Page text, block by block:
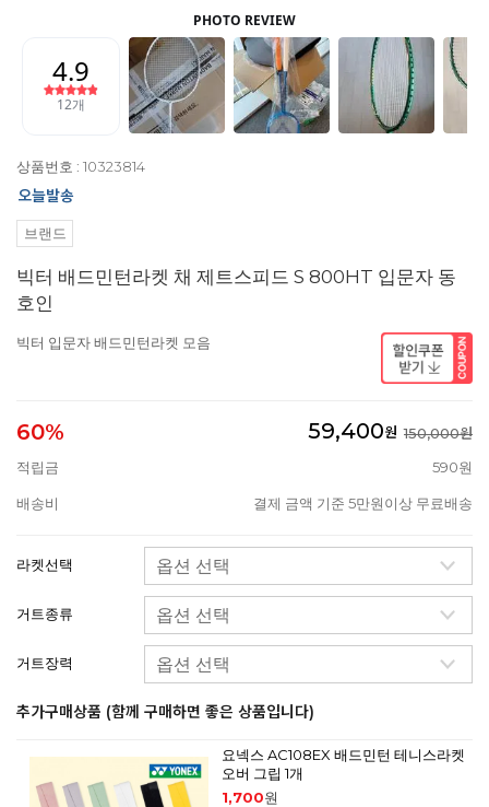
상품번호 : 10323814
브랜드
빅터 배드민턴라켓 채 제트스피드 S 800HT 입문자 동
호인
빅터 입문자 배드민턴라켓 모음
60% 59,400원 150,000원
적립금
590원
배송비 결제 금액 기준 5만원이상 무료배송
라켓선택
거트종류
거트장력
추가구매상품 (함께 구매하면 좋은 상품입니다)
요넥스 AC108EX 배드민턴 테니스라켓
오버 그립 1개
1,700원